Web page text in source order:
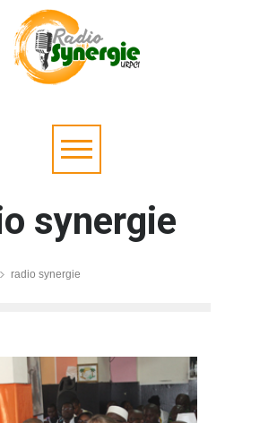
synergie
radio synergie